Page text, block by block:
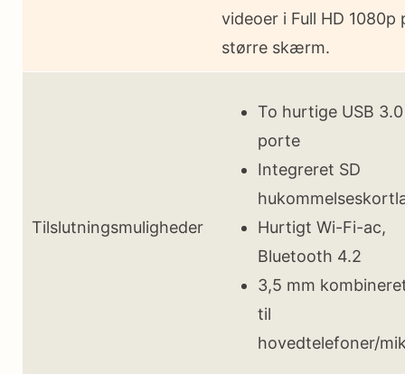
videoer i Full HD 1080p
større skærm.
Tilslutningsmuligheder
To hurtige USB 3.0
porte
Integreret SD
Hurtigt Wi-Fi-ac,
Bluetooth 4.2
3,5 mm
til
hovedtelefoner/